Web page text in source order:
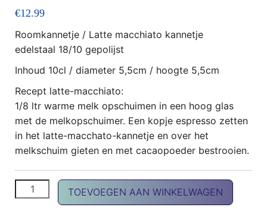
€12.99
Roomkannetje / Latte macchiato kannetje
edelstaal 18/10 gepolijst
Inhoud 10cl / diameter 5,5cm / hoogte 5,5cm
Recept latte-macchiato:
1/8 ltr warme melk opschuimen in een hoog glas
met de melkopschuimer. Een kopje espresso zetten
in het latte-macchato-kannetje en over het
melkschuim gieten en met cacaopoeder bestrooien.
Latte-macchiato kannetje aantal
TOEVOEGEN AAN WINKELWAGEN